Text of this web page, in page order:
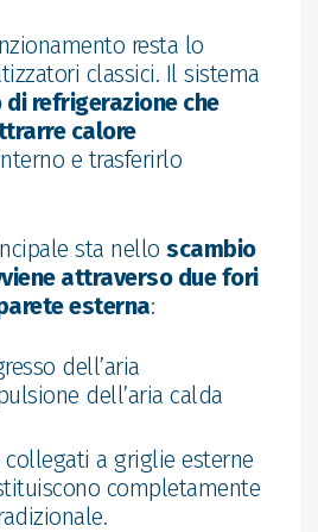
resta lo
classici. Il sistema
refrigerazione che
calore
e trasferirlo
sta nelloscambio
attraverso due fori
esterna:
dell’aria
dell’aria calda
a griglie esterne
completamente